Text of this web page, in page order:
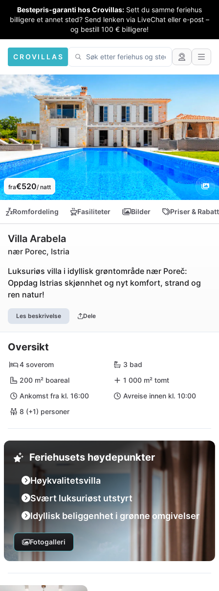
Bestepris-garanti hos Crovillas: Sett du samme feriehus
billigere et annet sted? Send lenken via LiveChat eller e-post –
og bestill 100 € billigere!
CROVILLAS
fra€520/ natt
Romfordeling Fasiliteter Bilder Priser &
Villa Arabela
nær Porec, Istria
Luksuriøs villa i idyllisk grøntområde nær Poreč:
Oppdag Istrias skjønnhet og nyt komfort, strand og
ren natur!
Les beskrivelse Dele
Oversikt
4 soverom
3 bad
200 m² boareal
1 000 m² tomt
Ankomst fra kl. 16:00
Avreise innen kl. 10:00
8 (+1) personer
Feriehusets høydepunkter
Høykvalitetsvilla
Svært luksuriøst utstyrt
Idyllisk beliggenhet i grønne omgivelser
Fotogalleri